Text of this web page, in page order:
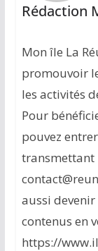
Rédaction
Mon île La
promouvoir
les activités
Pour
pouvez
transmettant
aussi
contenus en
https://